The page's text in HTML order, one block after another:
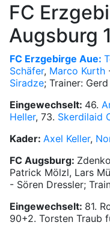
FC
Augsburg
FC Erzgebirge Aue:
Schäfer, Marco Kurth
Siradze; Trainer:
Eingewechselt: 46.
Heller, 73. Skerdilaid
Kader: Axel Keller,
FC Augsburg:
Patrick Mölzl, Lars
- Sören Dressler;
Eingewechselt: 81.
90+2. Torsten Traub